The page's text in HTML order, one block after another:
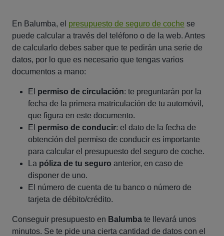
En Balumba, el presupuesto de seguro de coche se
puede calcular a través del teléfono o de la web. Antes
de calcularlo debes saber que te pedirán una serie de
datos, por lo que es necesario que tengas varios
documentos a mano:
El permiso de circulación: te preguntarán por la
fecha de la primera matriculación de tu automóvil,
que figura en este documento.
El permiso de conducir: el dato de la fecha de
obtención del permiso de conducir es importante
para calcular el presupuesto del seguro de coche.
La póliza de tu seguro anterior, en caso de
disponer de uno.
El número de cuenta de tu banco o número de
tarjeta de débito/crédito.
Conseguir presupuesto en Balumba te llevará unos
minutos. Se te pide una cierta cantidad de datos con el